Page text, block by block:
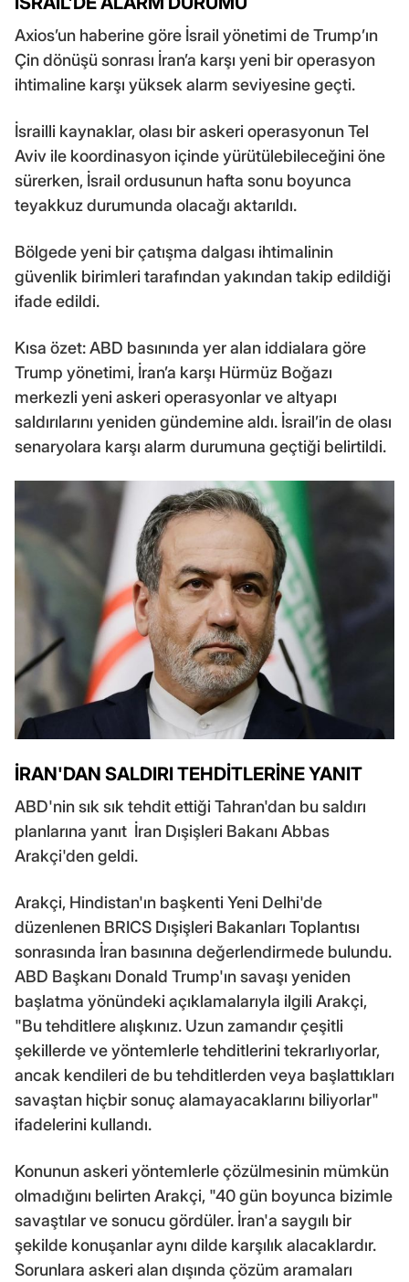
Axios’un haberine göre İsrail yönetimi de Trump’ın
Çin dönüşü sonrası İran’a karşı yeni bir operasyon
ihtimaline karşı yüksek alarm seviyesine geçti.
İsrailli kaynaklar, olası bir askeri operasyonun Tel
Aviv ile koordinasyon içinde yürütülebileceğini öne
sürerken, İsrail ordusunun hafta sonu boyunca
teyakkuz durumunda olacağı aktarıldı.
Bölgede yeni bir çatışma dalgası ihtimalinin
güvenlik birimleri tarafından yakından takip edildiği
ifade edildi.
Kısa özet: ABD basınında yer alan iddialara göre
Trump yönetimi, İran’a karşı Hürmüz Boğazı
merkezli yeni askeri operasyonlar ve altyapı
saldırılarını yeniden gündemine aldı. İsrail’in de olası
senaryolara karşı alarm durumuna geçtiği belirtildi.
İRAN'DAN SALDIRI TEHDİTLERİNE YANIT
ABD'nin sık sık tehdit ettiği Tahran'dan bu saldırı
planlarına yanıt İran Dışişleri Bakanı Abbas
Arakçi'den geldi.
Arakçi, Hindistan'ın başkenti Yeni Delhi'de
düzenlenen BRICS Dışişleri Bakanları Toplantısı
sonrasında İran basınına değerlendirmede bulundu.
ABD Başkanı Donald Trump'ın savaşı yeniden
başlatma yönündeki açıklamalarıyla ilgili Arakçi,
"Bu tehditlere alışkınız. Uzun zamandır çeşitli
şekillerde ve yöntemlerle tehditlerini tekrarlıyorlar,
ancak kendileri de bu tehditlerden veya başlattıkları
savaştan hiçbir sonuç alamayacaklarını biliyorlar"
ifadelerini kullandı.
Konunun askeri yöntemlerle çözülmesinin mümkün
olmadığını belirten Arakçi, "40 gün boyunca bizimle
savaştılar ve sonucu gördüler. İran'a saygılı bir
şekilde konuşanlar aynı dilde karşılık alacaklardır.
Sorunlara askeri alan dışında çözüm aramaları